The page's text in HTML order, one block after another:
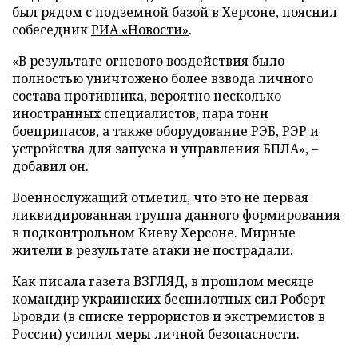
был рядом с подземной базой в Херсоне, пояснил
собеседникРИА «Новости».
«В результате огневого воздействия было
полностью уничтожено более взвода личного
состава противника, вероятно несколько
иностранных специалистов, пара тонн
боеприпасов, а также оборудование РЭБ, РЭР и
устройства для запуска и управления БПЛА», –
добавил он.
Военнослужащий отметил, что это не первая
ликвидированная группа данного формирования
в подконтрольном Киеву Херсоне. Мирные
жители в результате атаки не пострадали.
Как писала газета ВЗГЛЯД, в прошлом месяце
командир украинских беспилотных сил Роберт
Бровди (в списке террористов и экстремистов в
России)усилилмеры личной безопасности.